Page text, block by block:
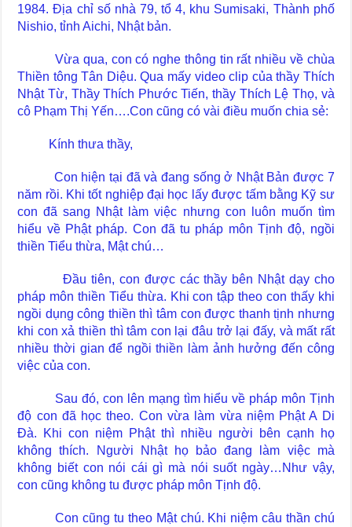
1984.Địa chỉ số nhà 79, tổ 4, khu Sumisaki, Thành phố
Nishio, tỉnh Aichi, Nhật bản.
Vừa qua, con có nghe thông tin rất nhiều về chùa
Thiền tông Tân Diệu. Qua mấy video clip của thầy Thích
Nhật Từ, Thầy Thích Phước Tiến, thầy Thích Lệ Thọ, và
cô Phạm Thị Yến….Con cũng có vài điều muốn chia sẻ:
Kính thưa thầy,
Con hiện tại đã và đang sống ở Nhật Bản được 7
năm rồi. Khi tốt nghiệp đại học lấy được tấm bằng Kỹ sư
con đã sang Nhật làm việc nhưng con luôn muốn tìm
hiểu về Phật pháp. Con đã tu pháp môn Tịnh độ, ngồi
thiền Tiểu thừa, Mật chú…
Đầu tiên, con được các thầy bên Nhật dạy cho
pháp môn thiền Tiểu thừa. Khi con tập theo con thấy khi
ngồi dụng công thiền thì tâm con được thanh tịnh nhưng
khi con xả thiền thì tâm con lại đâu trở lại đấy, và mất rất
nhiều thời gian để ngồi thiền làm ảnh hưởng đến công
việc của con.
Sau đó, con lên mạng tìm hiểu về pháp môn Tịnh
độ con đã học theo. Con vừa làm vừa niệm Phật A Di
Đà. Khi con niệm Phật thì nhiều người bên cạnh họ
không thích. Người Nhật họ bảo đang làm việc mà
không biết con nói cái gì mà nói suốt ngày…Như vậy,
con cũng không tu được pháp môn Tịnh độ.
Con cũng tu theo Mật chú. Khi niệm câu thần chú